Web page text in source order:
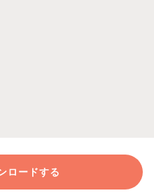
ロードする